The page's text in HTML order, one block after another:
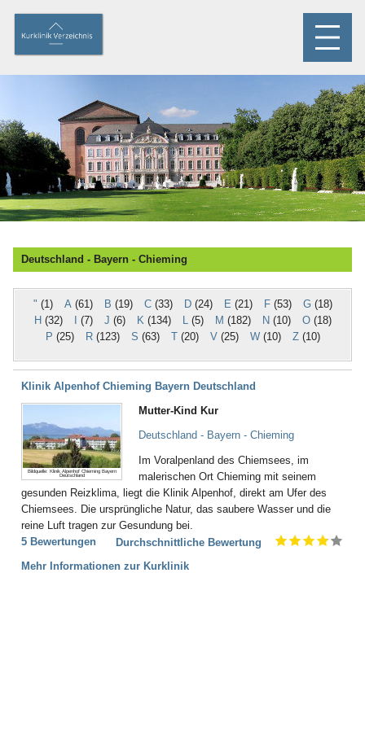
Deutschland - Bayern - Chieming
" (1) A(61) B (19) C(33) D(24) E (21) F(53) G(18)
H (32) (7) J (6) K(134) L(5) M (182) N (10) O(18)
P (25) R(123) S (63) T(20) V(25) W(10) Z(10)
Klinik Alpenhof Chieming Bayern Deutschland
Bildquelle: Klinik Alpenhof Chieming Bayern
Deutschland
Mutter-Kind Kur
Deutschland - Bayern - Chieming
Im Voralpenland des Chiemsees, im
malerischen Ort Chieming mit seinem
gesunden Reizklima, liegt die Klinik Alpenhof, direkt am Ufer des
Chiemsees. Die ursprüngliche Natur, das saubere Wasser und die
reine Luft tragen zur Gesundung bei.
5 Bewertungen
Durchschnittliche Bewertung
Mehr Informationen zur Kurklinik